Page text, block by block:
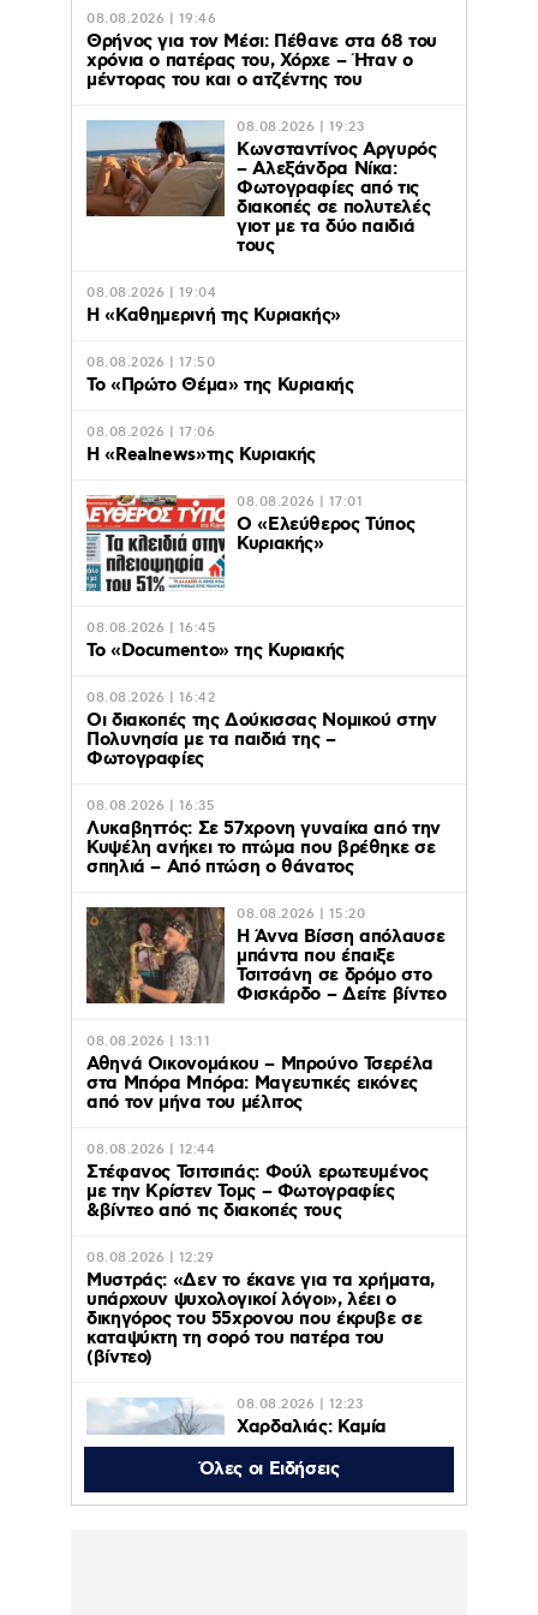
08.08.2026 | 19:46
Θρήνος για τον Μέσι: Πέθανε στα 68 του
χρόνια ο πατέρας του, Χόρχε – Ήταν ο
μέντορας του και ο ατζέντης του
08.08.2026 | 19:23
Κωνσταντίνος Αργυρός
– Αλεξάνδρα Νίκα:
Φωτογραφίες από τις
διακοπές σε πολυτελές
γιοτ με τα δύο παιδιά
τους
08.08.2026 | 19:04
H «Καθημερινή της Κυριακής»
08.08.2026 | 17:50
Το «Πρώτο Θέμα» της Κυριακής
08.08.2026 | 17:06
Η «Realnews»της Κυριακής
08.08.2026 | 17:01
Ο «Eλεύθερος Τύπος
Κυριακής»
08.08.2026 | 16:45
Το «Documento» της Κυριακής
08.08.2026 | 16:42
Οι διακοπές της Δούκισσας Νομικού στην
Πολυνησία με τα παιδιά της –
Φωτογραφίες
08.08.2026 | 16:35
Λυκαβηττός: Σε 57χρονη γυναίκα από την
Κυψέλη ανήκει το πτώμα που βρέθηκε σε
σπηλιά – Από πτώση ο θάνατος
08.08.2026 | 15:20
Η Άννα Βίσση απόλαυσε
μπάντα που έπαιξε
Τσιτσάνη σε δρόμο στο
Φισκάρδο – Δείτε βίντεο
08.08.2026 | 13:11
Αθηνά Οικονομάκου – Μπρούνο Τσερέλα
στα Μπόρα Μπόρα: Mαγευτικές εικόνες
από τον μήνα του μέλιτος
08.08.2026 | 12:44
Στέφανος Τσιτσιπάς: Φούλ ερωτευμένος
με την Κρίστεν Τομς – Φωτογραφίες
&βίντεο από τις διακοπές τους
08.08.2026 | 12:29
Μυστράς: «Δεν το έκανε για τα χρήματα,
υπάρχουν ψυχολογικοί λόγοι», λέει ο
δικηγόρος του 55χρονου που έκρυβε σε
καταψύκτη τη σορό του πατέρα του
(βίντεο)
08.08.2026 | 12:23
Χαρδαλιάς: Καμία
ανεμογεννήτρια σε
καμένες και
αναδασωτέες περιοχές
της Αττικής
Όλες οι Ειδήσεις